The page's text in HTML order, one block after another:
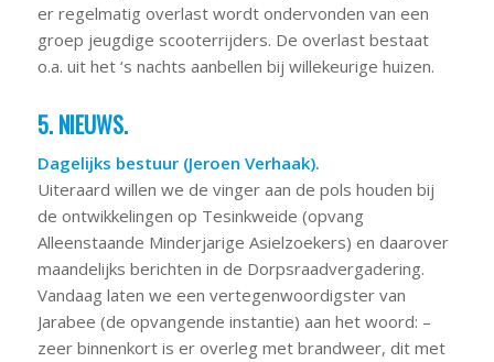
er regelmatig overlast wordt ondervonden van een
groep jeugdige scooterrijders. De overlast bestaat
o.a. uit het ‘s nachts aanbellen bij willekeurige huizen.
5. NIEUWS.
Dagelijks bestuur (Jeroen Verhaak).
Uiteraard willen we de vinger aan de pols houden bij
de ontwikkelingen op Tesinkweide (opvang
Alleenstaande Minderjarige Asielzoekers) en daarover
maandelijks berichten in de Dorpsraadvergadering.
Vandaag laten we een vertegenwoordigster van
Jarabee (de opvangende instantie) aan het woord: –
zeer binnenkort is er overleg met brandweer, dit met